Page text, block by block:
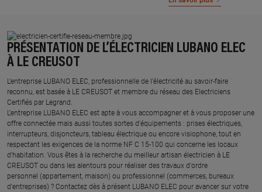
PRÉSENTATION DE L’ÉLECTRICIEN LUBANO ELEC
À LE CREUSOT
L’entreprise LUBANO ELEC, professionnelle de l’électricité au savoir-faire
reconnu, est basée à LE CREUSOT et membre du réseau des Electriciens
Certifiés par Legrand.​
L’entreprise LUBANO ELEC est apte à vous accompagner et à vous proposer une
offre connectée mais aussi toutes sortes d'équipements : prises électriques,
interrupteurs, disjoncteurs, tableau électrique ou encore visiophone, tout en
respectant les exigences de la norme NF C 15-100 qui concerne les locaux
d’habitation. Vous êtes à la recherche du meilleur artisan électricien à LE
CREUSOT ou dans les alentours pour réaliser des travaux d'ordre
personnel (appartement, maison) ou professionnel (commerces, bureaux
d'entreprises) ? Contactez dès à présent LUBANO ELEC pour avancer sur votre